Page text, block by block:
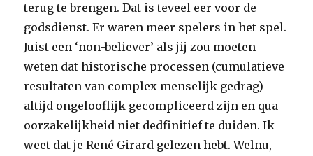
terug te brengen. Dat is teveel eer voor de
godsdienst. Er waren meer spelers in het spel.
Juist een ‘non-believer’ als jij zou moeten
weten dat historische processen (cumulatieve
resultaten van complex menselijk gedrag)
altijd ongelooflijk gecompliceerd zijn en qua
oorzakelijkheid niet dedfinitief te duiden. Ik
weet dat je René Girard gelezen hebt. Welnu,